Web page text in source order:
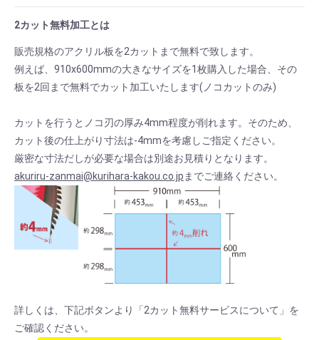
2カット無料加工とは
販売規格のアクリル板を2カットまで無料で致します。
例えば、910x600mmの大きなサイズを1枚購入した場合、その
板を2回まで無料でカット加工いたします(ノコカットのみ)
カットを行うとノコ刃の厚み4mm程度が削れます。そのため、
カット後の仕上がり寸法は-4mmを考慮しご指定ください。
厳密な寸法だしが必要な場合は別途お見積りとなります。
akuriru-zanmai@kurihara-kakou.co.jpまでご連絡ください。
詳しくは、下記ボタンより 「2カット無料サービスについて」 を
ご確認ください。